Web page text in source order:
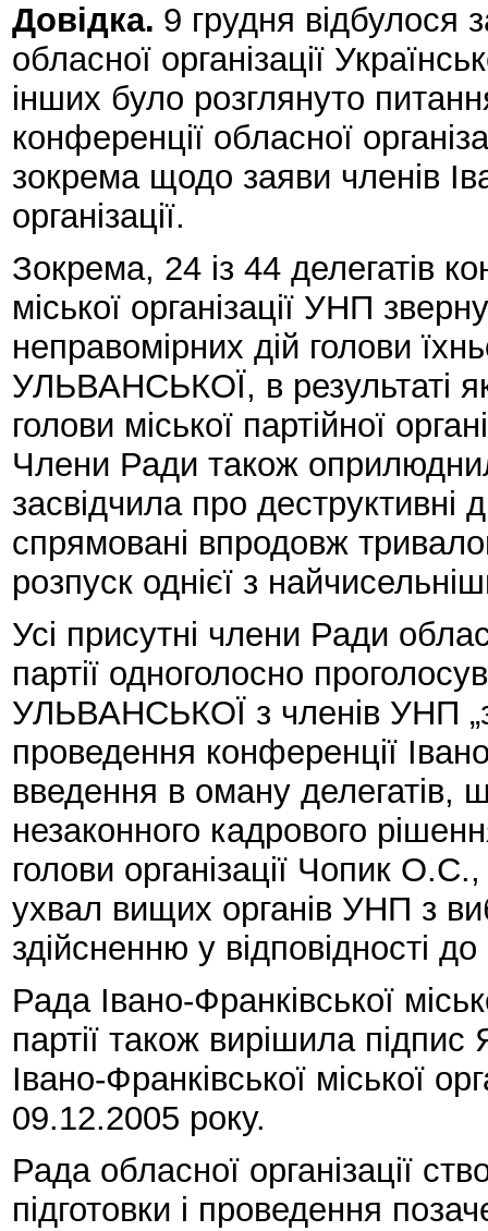
Довідка. 9 грудня відбулося
обласної організації
інших було розглянуто
конференції обласної
зокрема щодо заяви членів
організації.
Зокрема, 24 із 44 делегатів
міської організації УНП
неправомірних дій голови
УЛЬВАНСЬКОЇ, в результаті
голови міської партійної
Члени Ради також
засвідчила про
спрямовані впродовж
розпуск однієї з
Усі присутні члени Ради
партії одноголосно
УЛЬВАНСЬКОЇ з членів УНП
проведення конференції
введення в оману делегатів,
незаконного кадрового
голови організації Чопик
ухвал вищих органів УНП з
здійсненню у відповідності
Рада Івано-Франківської
партії також вирішила
Івано-Франківської міської
09.12.2005 року.
Рада обласної організації
підготовки і проведення